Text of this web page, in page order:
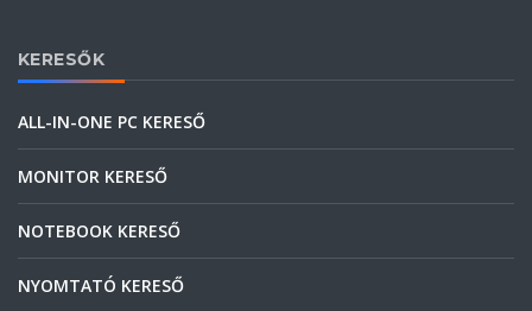
KERESŐK
ALL-IN-ONE PC KERESŐ
MONITOR KERESŐ
NOTEBOOK KERESŐ
NYOMTATÓ KERESŐ